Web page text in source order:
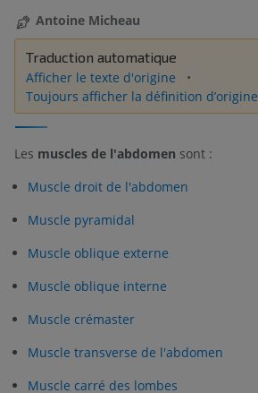
Antoine Micheau
Traduction automatique
Afficher le texte d'origine
Toujours afficher la définition d’origine
Les muscles de l'abdomen sont :
Muscle droit de l'abdomen
Muscle pyramidal
Muscle oblique externe
Muscle oblique interne
Muscle crémaster
Muscle transverse de l'abdomen
Muscle carré des lombes